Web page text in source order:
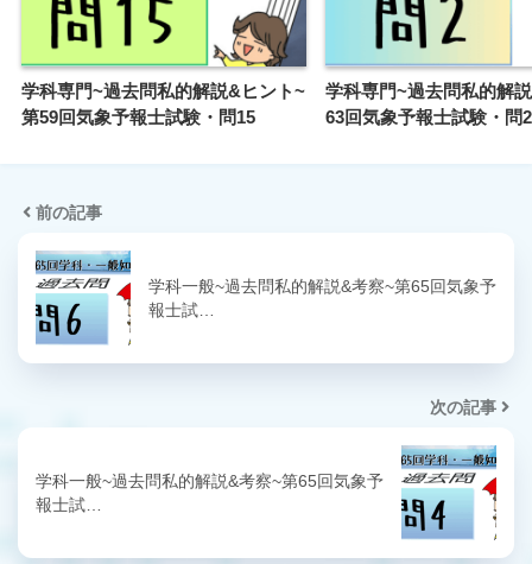
学科専門~過去問私的解説&ヒント~
第59回気象予報士試験・問15
学科専門~過去問私的解
63回気象予報士試験・問2
前の記事
学科一般~過去問私的解説&考察~第65回気象予
報士試…
次の記事
学科一般~過去問私的解説&考察~第65回気象予
報士試…